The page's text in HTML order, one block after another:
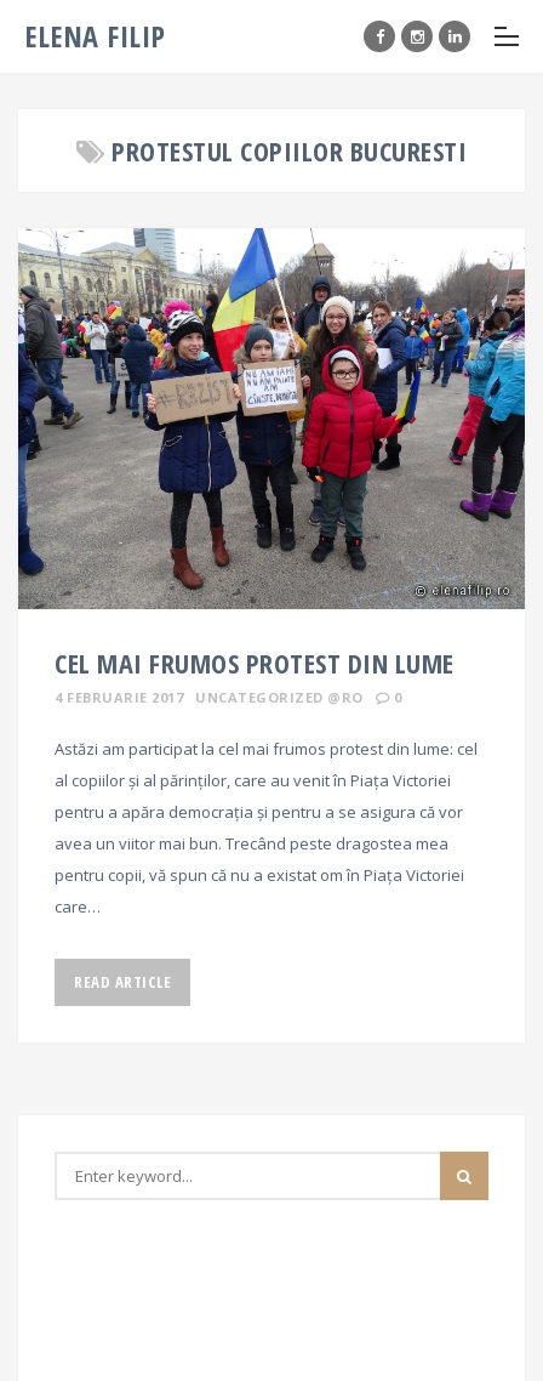
ELENA FILIP
PROTESTUL COPIILOR BUCURESTI
CEL MAI FRUMOS PROTEST DIN LUME
4 FEBRUARIE 2017 UNCATEGORIZED @RO 0
Astăzi am participat la cel mai frumos protest din lume: cel
al copiilor și al părinților, care au venit în Piața Victoriei
pentru a apăra democrația și pentru a se asigura că vor
avea un viitor mai bun. Trecând peste dragostea mea
pentru copii, vă spun că nu a existat om în Piața Victoriei
care…
READ ARTICLE